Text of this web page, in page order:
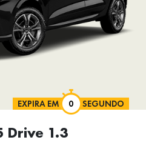
EXPIRA EM SEGUNDO
Drive 1.3